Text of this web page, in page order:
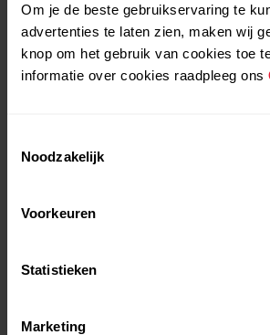
Om je de beste gebruikservaring te
advertenties te laten zien, maken wij
knop om het gebruik van cookies toe
informatie over cookies raadpleeg ons
Noodzakelijk
Voorkeuren
Statistieken
Marketing